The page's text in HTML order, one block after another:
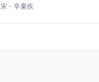
宋 - 辛棄疾